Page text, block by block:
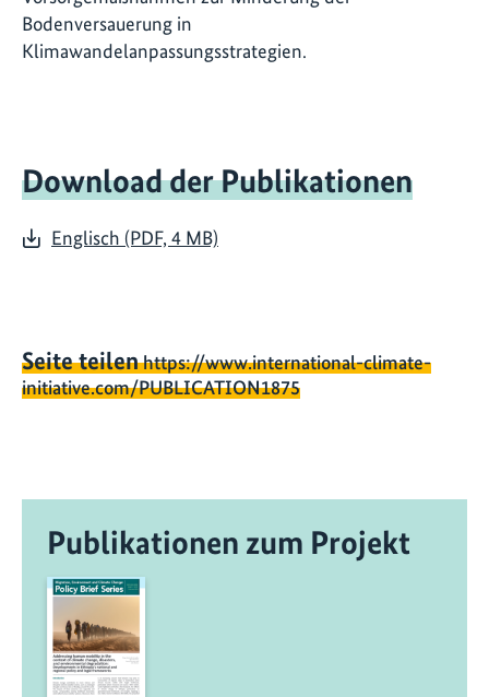
Bodenversauerung in
Klimawandelanpassungsstrategien.
Download der Publikationen
Englisch (PDF, 4 MB)
Seite teilenhttps://www.international-climate-
initiative.com/PUBLICATION1875
Publikationen zum Projekt